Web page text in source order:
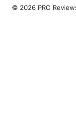
© 2026 PRO